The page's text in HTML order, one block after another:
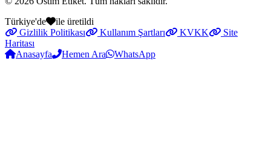
Türkiye'de
ile üretildi
Gizlilik Politikası
Kullanım Şartları KVKK
Site
Haritası
Anasayfa
Hemen Ara WhatsApp